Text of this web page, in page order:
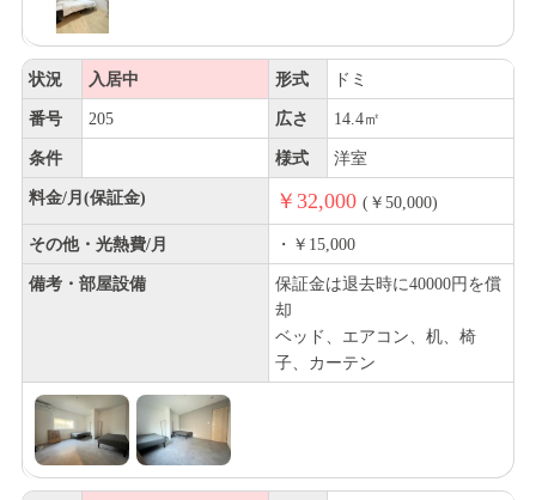
状況 入居中 形式 ドミ
番号 205 広さ 14.4㎡
条件 様式 洋室
料金/月(保証金) ￥32,000 (￥50,000)
その他・光熱費/月 ・￥15,000
備考・部屋設備
保証金は退去時に40000円を償
却
ベッド、エアコン、机、椅
子、カーテン